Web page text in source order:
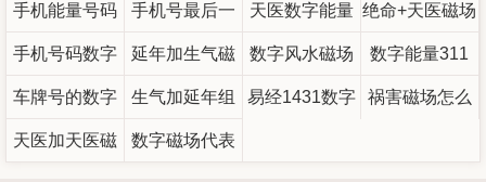
么有人发财有
人辛苦？
招桃花陷阱！
意思？延年磁
场性格与财富
事业全解析
大全：这些尾
号越用越旺
合 （孩子）适合
用的号码，旺
学业的手机号
码磁场选择
合,数字能量祸
害加生气,磁场
组合能量分析
好吗 尾数00的
手机号寓意
手机能量号码
1349为什么贵
（号码1349能
量什么意思）
手机号最后一
位暗示命运，
最吉利的手机
号码尾号
天医数字能量
代表什么意思
绝命+天医磁场
组合综合简析
手机号码数字
含义（0-9手机
号码数字寓意
延年加生气磁
场组合能量分
析-数字能量学
数字风水磁场
八星组合含义
数字能量311
车牌号的数字
能量与风水
生气加延年组
合
易经1431数字 祸害磁场怎么
天医加天医磁 数字磁场代表